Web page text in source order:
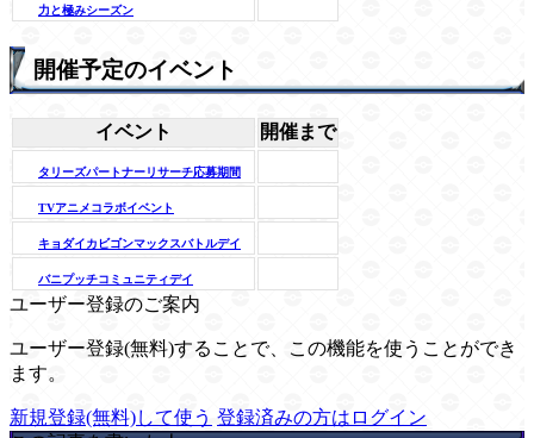
力と極みシーズン
開催予定のイベント
イベント 開催まで
タリーズパートナーリサーチ応募期間
TVアニメコラボイベント
キョダイカビゴンマックスバトルデイ
バニプッチコミュニティデイ
ユーザー登録のご案内
ユーザー登録(無料)することで、この機能を使うことができ
ます。
新規登録(無料)して使う 登録済みの方はログイン